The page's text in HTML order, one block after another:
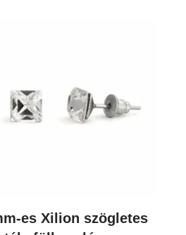
es Xilion szögletes